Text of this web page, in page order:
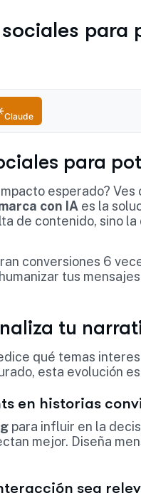
para
Claude
para
esperado?
con IA es la
de contenido, sino
conversiones 6
tus
tu
qué temas
esta evolución
en historias
para influir en la
mejor. Diseña
sea